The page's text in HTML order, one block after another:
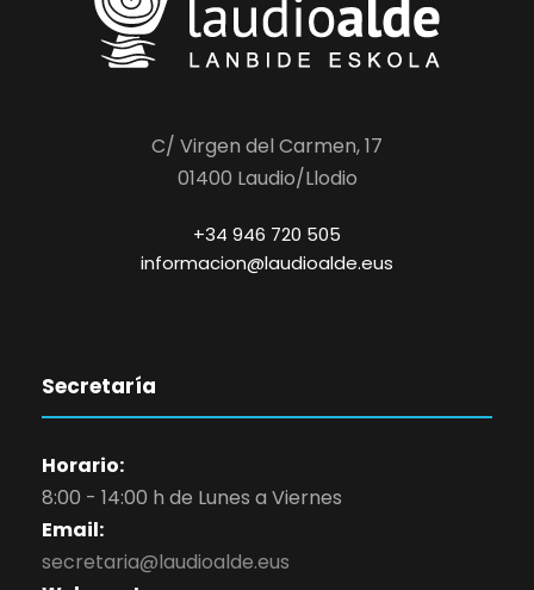
C/ Virgen del Carmen, 17
01400 Laudio/Llodio
+34 946 720 505
informacion@laudioalde.eus
Secretaría
Horario:
8:00 - 14:00 h de Lunes a Viernes
Email:
secretaria@laudioalde.eus